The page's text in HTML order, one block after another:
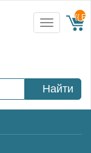
Toggle
navigation
{{
Найти